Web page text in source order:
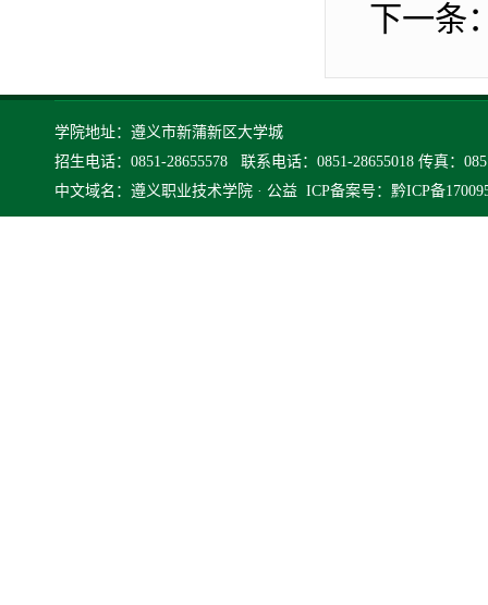
下一条
学院地址：遵义市新蒲新区大学城
招生电话：0851-28655578 联系电话：0851-28655018 传真：
中文域名：遵义职业技术学院 · 公益 ICP备案号：黔ICP备